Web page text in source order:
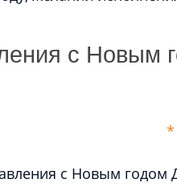
с Новым
с Новым годом